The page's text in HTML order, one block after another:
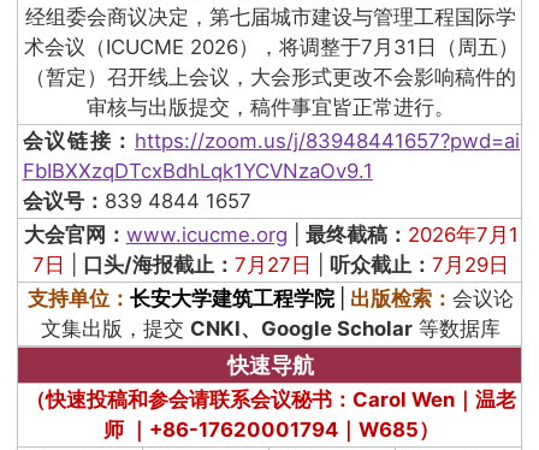
经组委会商议决定，第七届城市建设与管理工程国际学
术会议（ICUCME 2026），将调整于7月31日（周五）
（暂定）召开线上会议，大会形式更改不会影响稿件的
审核与出版提交，稿件事宜皆正常进行。
会议链接： https://zoom.us/j/83948441657?pwd=ai
FbIBXXzqDTcxBdhLqk1YCVNzaOv9.1
会议号： 839 4844 1657
大会官网： www.icucme.org 最终截稿： 2026年7月1
7日
口头/海报截止：7月27日 |听众截止：7月29日
支持单位：长安大学建筑工程学院 出版检索：会议论
文集出版，提交 CNKI、Google Scholar 等数据库
快速导航
（快速投稿和参会请联系会议秘书：Carol Wen｜温老
师 ｜+86-17620001794｜W685）